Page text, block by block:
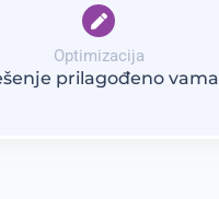
Optimizacija
prilagođeno vama